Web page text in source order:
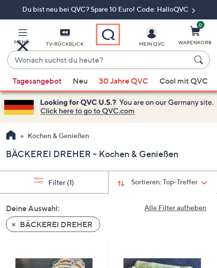
Du bist neu bei QVC? Spare 10 Euro! Code: HalloQVC
MENÜ TV-RÜCKBLICK
Wonach
suchst
du
heute?
Vorschläge
verfügbar
sind,
verwenden
Sie
Pfeiltasten
nach
und
nach
unten
oder
MEIN QVC
0
WARENKORB
Tagesangebot Neu 30 Jahre QVC Cool mit QVC
Kochen & Genießen
BÄCKEREI DREHER - Kochen & Genießen
Sortieren:Top-Treffer
Filter (1)
Alle Filter aufheben
Deine Auswahl:
BÄCKEREI DREHER